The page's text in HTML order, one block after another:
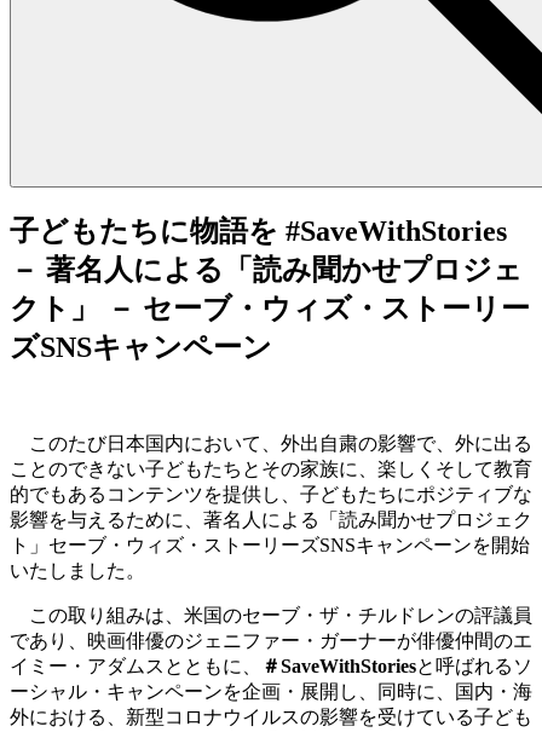
子どもたちに物語を #SaveWithStories
－ 著名人による「読み聞かせプロジェ
クト」 － セーブ・ウィズ・ストーリー
ズSNSキャンペーン
このたび日本国内において、外出自粛の影響で、外に出る
ことのできない子どもたちとその家族に、楽しくそして教育
的でもあるコンテンツを提供し、子どもたちにポジティブな
影響を与えるために、著名人による「読み聞かせプロジェク
ト」セーブ・ウィズ・ストーリーズSNSキャンペーンを開始
いたしました。
この取り組みは、米国のセーブ・ザ・チルドレンの評議員
であり、映画俳優のジェニファー・ガーナーが俳優仲間のエ
イミー・アダムスとともに、
＃SaveWithStoriesと呼ばれるソ
ーシャル・キャンペーンを企画・展開し、同時に、国内・海
外における、新型コロナウイルスの影響を受けている子ども